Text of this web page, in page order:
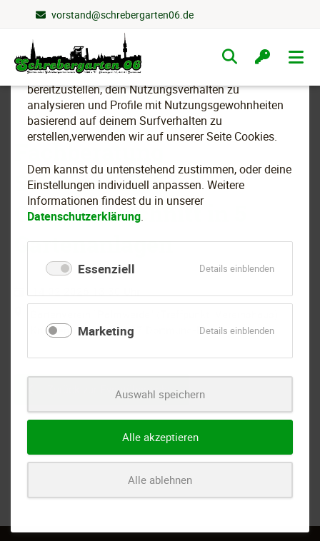
Wir nutzen Cookies
Um essenzielle Funktionen dieser Webseite
bereitzustellen, dein Nutzungsverhalten zu
analysieren und Profile mit Nutzungsgewohnheiten
basierend auf deinem Surfverhalten zu
erstellen,verwenden wir auf unserer Seite Cookies.
Dem kannst du untenstehend zustimmen, oder deine
Einstellungen individuell anpassen. Weitere
Informationen findest du in unserer
Datenschutzerklärung.
Essenziell Details einblendenfür
Marketing Details einblendenfür
Auswahl speichern
Alle akzeptieren
Alle ablehnen
vorstand@schrebergarten06.de
Navigation
überspringen
Fachberatung
Stadtverband:
Obstbaumschnitt in 5
Gartenanlagen
Krückenweg 19, 44227 Dortmund-Barop
Zurück zur Eventübersicht